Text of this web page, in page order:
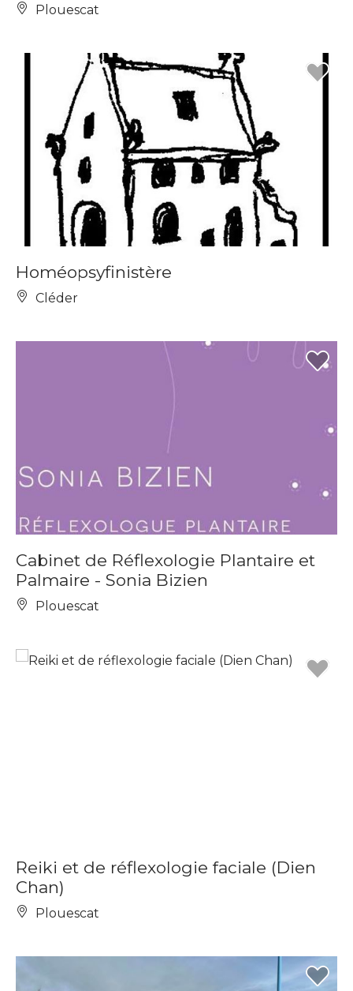
Plouescat
Homéopsyfinistère
Cléder
Cabinet de Réflexologie Plantaire et
Palmaire - Sonia Bizien
Plouescat
Reiki et de réflexologie faciale (Dien
Chan)
Plouescat